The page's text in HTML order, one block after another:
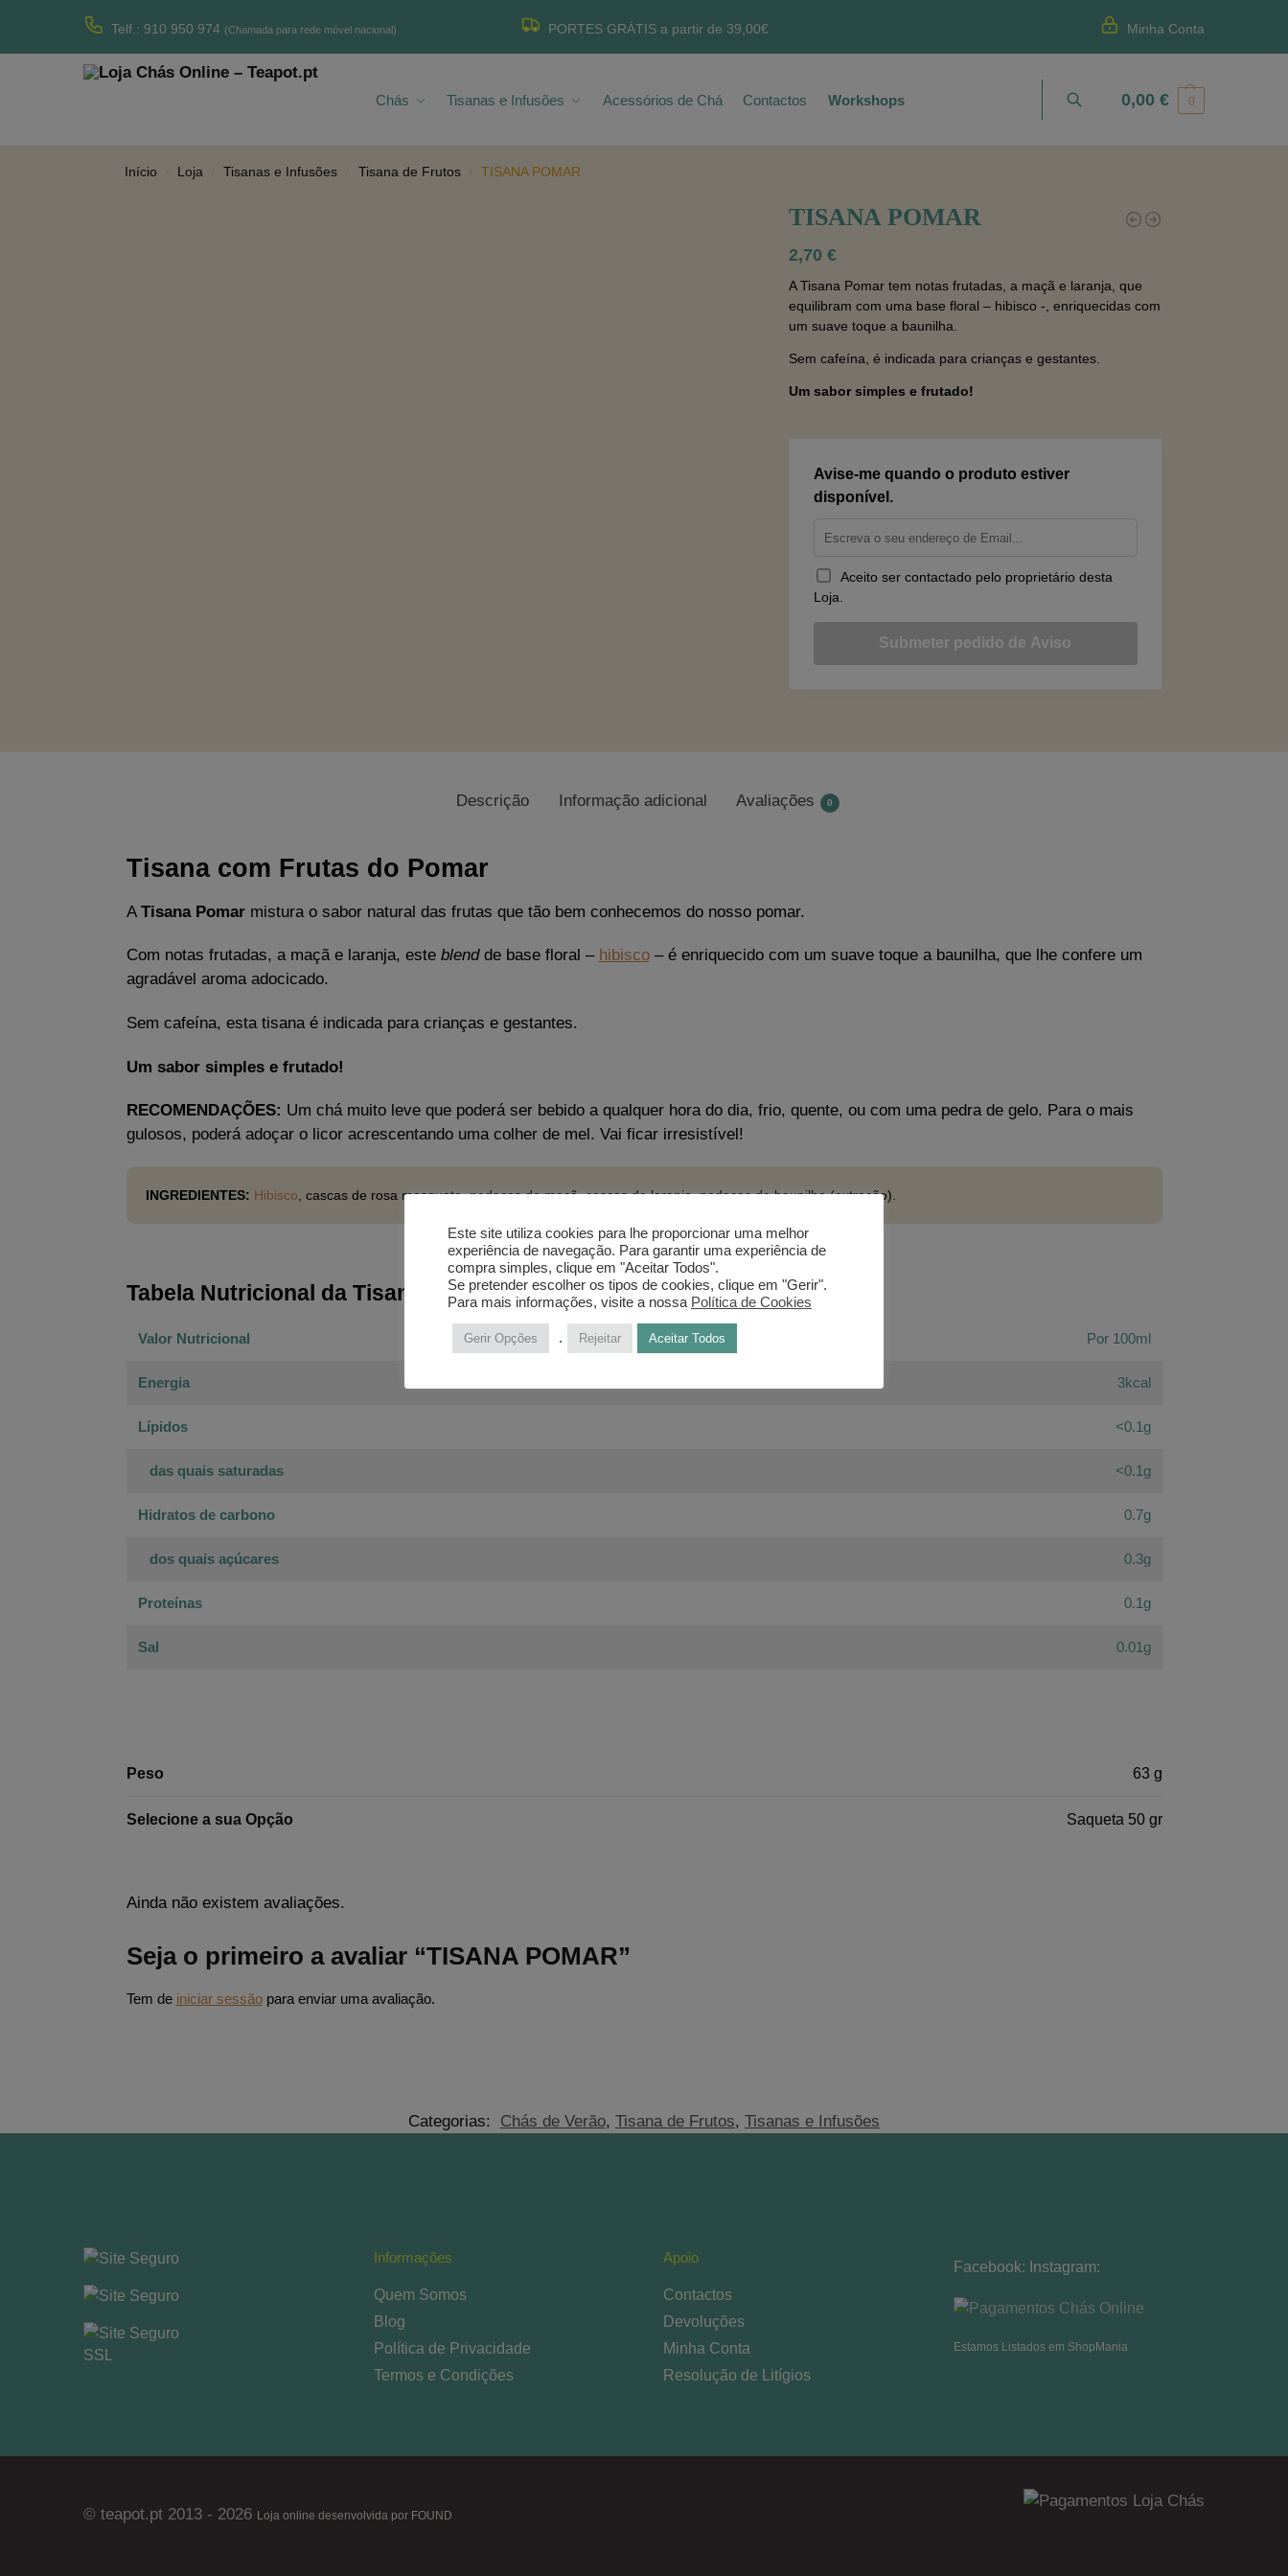
Telf.: 910 950 974 (Chamada para rede móvel nacional) PORTES GRÁTIS a partir de 39,00€ Minha Conta
Chás Tisanas e Infusões Acessórios de Chá Contactos Workshops
Produtos recentes
Pesquisa 0,00 € 0
Início / Loja / Tisanas e Infusões / Tisana de Frutos / TISANA POMAR
TISANA POMAR
2,70€
A Tisana Pomar tem notas frutadas, a maçã e laranja, que
equilibram com uma base floral – hibisco -, enriquecidas com
um suave toque a baunilha.
Sem cafeína, é indicada para crianças e gestantes.
Um sabor simples e frutado!
Avise-me quando o produto estiver
disponível.
Aceito ser contactado pelo proprietário desta
Loja.
Descrição Informação adicional Avaliações 0
Tisana com Frutas do Pomar
A Tisana Pomarmistura o sabor natural das frutas que tão bem conhecemos do nosso pomar.
Com notas frutadas, a maçã e laranja, este blendde base floral – hibisco– é enriquecido com um suave toque a baunilha, que lhe confere um
agradável aroma adocicado.
Sem cafeína, esta tisana é indicada para crianças e gestantes.
Um sabor simples e frutado!
RECOMENDAÇÕES: Um chá muito leve que poderá ser bebido a qualquer hora do dia, frio, quente, ou com uma pedra de gelo. Para o mais
gulosos, poderá adoçar o licor acrescentando uma colher de mel. Vai ficar irresistível!
INGREDIENTES: Hibisco , cascas de rosa mosqueta, pedaços de maçã, cascas de laranja, pedaços de baunilha (extração).
Tabela Nutricional da Tisana Pomar
Valor Nutricional Por 100ml
Energia 3kcal
Lípidos <0.1g
das quais saturadas <0.1g
Hidratos de carbono 0.7g
dos quais açúcares 0.3g
Proteínas 0.1g
Sal 0.01g
Peso 63 g
Selecione a sua Opção Saqueta 50 gr
Ainda não existem avaliações.
Seja o primeiro a avaliar “TISANA POMAR”
Tem de iniciar sessãopara enviar uma avaliação.
Categorias: Chás de Verão, Tisana de Frutos, Tisanas e Infusões
Informações
Quem Somos
Blog
Política de Privacidade
Termos e Condições
Apoio
Contactos
Devoluções
Minha Conta
Resolução de Litígios
Facebook: Instagram:
Estamos Listados em ShopMania
© teapot.pt 2013 - 2026 Loja online desenvolvida por FOUND
Este site utiliza cookies para lhe proporcionar uma melhor
experiência de navegação. Para garantir uma experiência de
compra simples, clique em "Aceitar Todos".
Se pretender escolher os tipos de cookies, clique em "Gerir".
Para mais informações, visite a nossa Política de Cookies
Gerir Opções . Rejeitar Aceitar Todos